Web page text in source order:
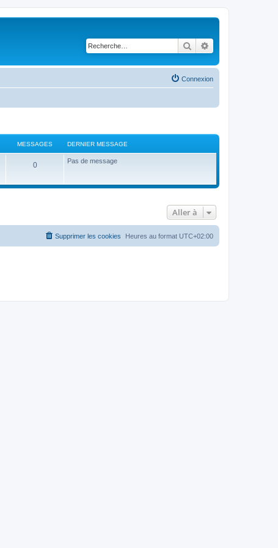
Rechercher
Connexion
MESSAGES DERNIER MESSAGE
0 Pas de message
Aller à
Heures au format UTC+02:00
Supprimer les cookies